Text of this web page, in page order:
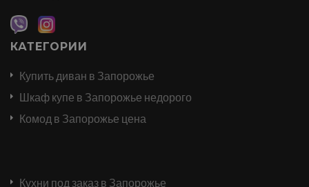
КАТЕГОРИИ
Купить диван в Запорожье
Шкаф купе в Запорожье недорого
Комод в Запорожье цена
Кухни под заказ в Запорожье